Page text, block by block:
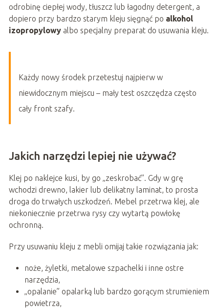
odrobinę ciepłej wody, tłuszcz lub łagodny detergent, a
dopiero przy bardzo starym kleju sięgnąć po alkohol
izopropylowyalbo specjalny preparat do usuwania kleju.
Każdy nowy środek przetestuj najpierw w
niewidocznym miejscu – mały test oszczędza często
cały front szafy.
Jakich narzędzi lepiej nie używać?
Klej po naklejce kusi, by go „zeskrobać”. Gdy w grę
wchodzi drewno, lakier lub delikatny laminat, to prosta
droga do trwałych uszkodzeń. Mebel przetrwa klej, ale
niekoniecznie przetrwa rysy czy wytartą powłokę
ochronną.
Przy usuwaniu kleju z mebli omijaj takie rozwiązania jak:
noże, żyletki, metalowe szpachelki i inne ostre
narzędzia,
„opalanie” opalarką lub bardzo gorącym strumieniem
powietrza,